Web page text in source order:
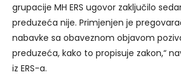
grupacije MH ERS ugovor zaključilo
preduzeća nije. Primjenjen je
nabavke sa obaveznom objavom
preduzeća, kako to propisuje zakon,“
iz ERS-a.